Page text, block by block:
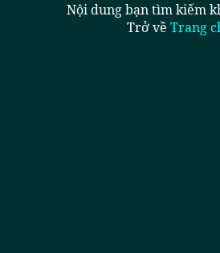
Nội dung bạn tìm kiếm
Trở về Trang